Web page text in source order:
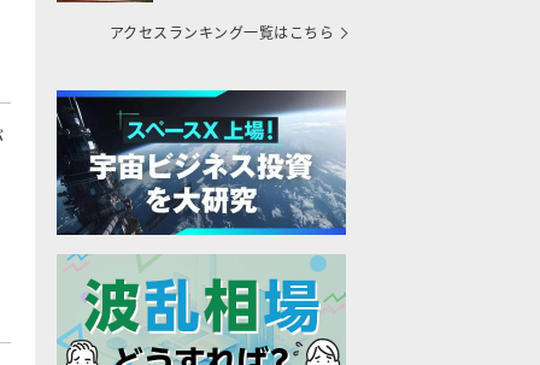
アクセスランキング一覧はこちら